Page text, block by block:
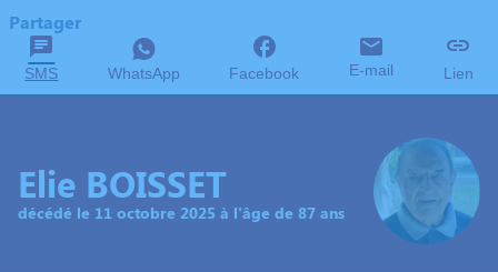
Partager
SMS WhatsApp Facebook E-mail Lien
Elie BOISSET
décédé le 11 octobre 2025 à l'âge de 87 ans